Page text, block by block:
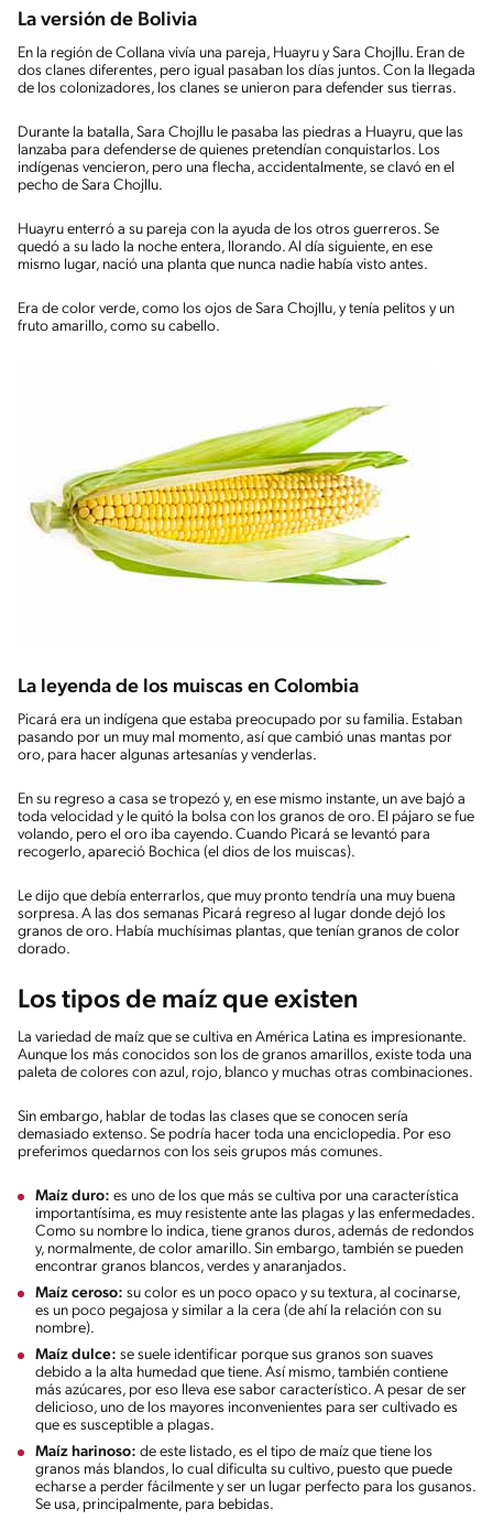
La versión de Bolivia
En la región de Collana vivía una pareja, Huayru y Sara Chojllu. Eran de
dos clanes diferentes, pero igual pasaban los días juntos. Con la llegada
de los colonizadores, los clanes se unieron para defender sus tierras.
Durante la batalla, Sara Chojllu le pasaba las piedras a Huayru, que las
lanzaba para defenderse de quienes pretendían conquistarlos. Los
indígenas vencieron, pero una flecha, accidentalmente, se clavó en el
pecho de Sara Chojllu.
Huayru enterró a su pareja con la ayuda de los otros guerreros. Se
quedó a su lado la noche entera, llorando. Al día siguiente, en ese
mismo lugar, nació una planta que nunca nadie había visto antes.
Era de color verde, como los ojos de Sara Chojllu, y tenía pelitos y un
fruto amarillo, como su cabello.
La leyenda de los muiscas en Colombia
Picará era un indígena que estaba preocupado por su familia. Estaban
pasando por un muy mal momento, así que cambió unas mantas por
oro, para hacer algunas artesanías y venderlas.
En su regreso a casa se tropezó y, en ese mismo instante, un ave bajó a
toda velocidad y le quitó la bolsa con los granos de oro. El pájaro se fue
volando, pero el oro iba cayendo. Cuando Picará se levantó para
recogerlo, apareció Bochica (el dios de los muiscas).
Le dijo que debía enterrarlos, que muy pronto tendría una muy buena
sorpresa. A las dos semanas Picará regreso al lugar donde dejó los
granos de oro. Había muchísimas plantas, que tenían granos de color
dorado.
Los tipos de maíz que existen
La variedad de maíz que se cultiva en América Latina es impresionante.
Aunque los más conocidos son los de granos amarillos, existe toda una
paleta de colores con azul, rojo, blanco y muchas otras combinaciones.
Sin embargo, hablar de todas las clases que se conocen sería
demasiado extenso. Se podría hacer toda una enciclopedia. Por eso
preferimos quedarnos con los seis grupos más comunes.
Maíz duro: es uno de los que más se cultiva por una característica
importantísima, es muy resistente ante las plagas y las enfermedades.
Como su nombre lo indica, tiene granos duros, además de redondos
y, normalmente, de color amarillo. Sin embargo, también se pueden
encontrar granos blancos, verdes y anaranjados.
Maíz ceroso: su color es un poco opaco y su textura, al cocinarse,
es un poco pegajosa y similar a la cera (de ahí la relación con su
nombre).
Maíz dulce: se suele identificar porque sus granos son suaves
debido a la alta humedad que tiene. Así mismo, también contiene
más azúcares, por eso lleva ese sabor característico. A pesar de ser
delicioso, uno de los mayores inconvenientes para ser cultivado es
que es susceptible a plagas.
Maíz harinoso: de este listado, es el tipo de maíz que tiene los
granos más blandos, lo cual dificulta su cultivo, puesto que puede
echarse a perder fácilmente y ser un lugar perfecto para los gusanos.
Se usa, principalmente, para bebidas.